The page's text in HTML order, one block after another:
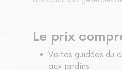
Le prix
Visites guidées du
aux jardins